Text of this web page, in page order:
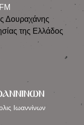
Δουραχάνης
της Ελλάδος
Ιωαννίνων